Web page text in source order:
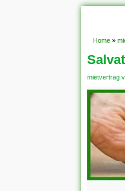
Home »
mietvertrag